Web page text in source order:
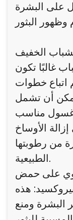
على البشرة
الخفيف
غالبًا تكون
اتباع خطوات
غسول مناسب
الأوساخ
من رطوبتها
الطبيعية.
على حمض
هذه
البشرة ومنع